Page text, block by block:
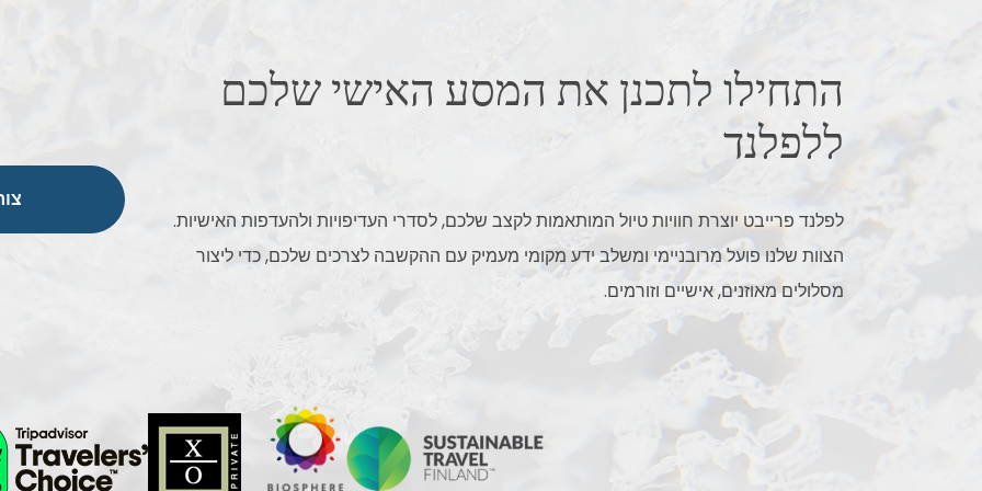
התחילו לתכנן את המסע האישי שלכם
ללפלנד
לפלנד פרייבט יוצרת חוויות טיול המותאמות לקצב שלכם, לסדרי העדיפויות ולהעדפות האישיות.
הצוות שלנו פועל מרובניימי ומשלב ידע מקומי מעמיק עם ההקשבה לצרכים שלכם, כדי ליצור
מסלולים מאוזנים, אישיים וזורמים.